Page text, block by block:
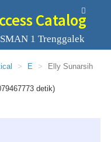
Catalog
1 Trenggalek
E Elly Sunarsih
detik)